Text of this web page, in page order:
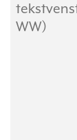
WW)